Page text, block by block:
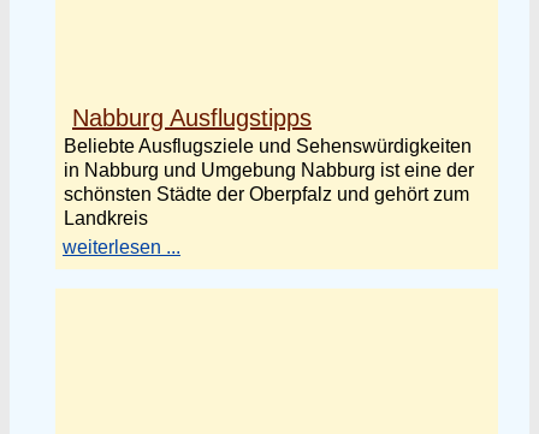
Nabburg Ausflugstipps
Beliebte Ausflugsziele und Sehenswürdigkeiten
in Nabburg und Umgebung Nabburg ist eine der
schönsten Städte der Oberpfalz und gehört zum
Landkreis
weiterlesen ...